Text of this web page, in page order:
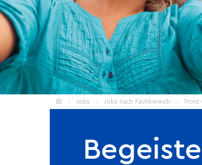
HomeJobs Jobs nach Fachbereich Front